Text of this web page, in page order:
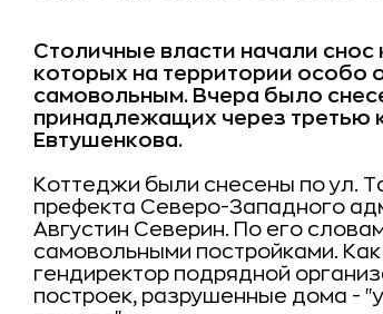
Столичные власти начали
которых на территории особо
самовольным. Вчера было
принадлежащих через третью
Евтушенкова.
Коттеджи были снесены по ул.
префекта Северо-Западного
Августин Северин. По его
самовольными постройками.
гендиректор подрядной
построек, разрушенные дома -